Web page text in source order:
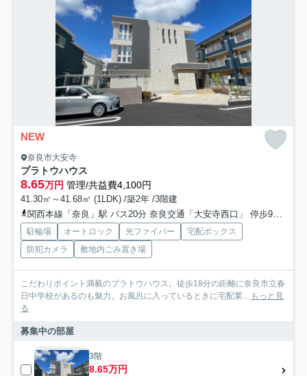
NEW
奈良市大安寺
プラトウハウス
8.65万円 管理/共益費4,100円
41.30㎡～41.68㎡ (1LDK) /築2年 /3階建
関西本線「奈良」駅 バス20分 奈良交通「大安寺西口」 停歩9分
駐輪場 オートロック 光ファイバー
宅配ボックス
防犯カメラ
敷地内ごみ置き場
こだわりポイント満載のプラトウハウス。徒歩18分の距離に奈良市立春
日中学校があるのも魅力。お風呂に入っているときに宅配業... もっと見
る
募集中の部屋
3階
8.65万円